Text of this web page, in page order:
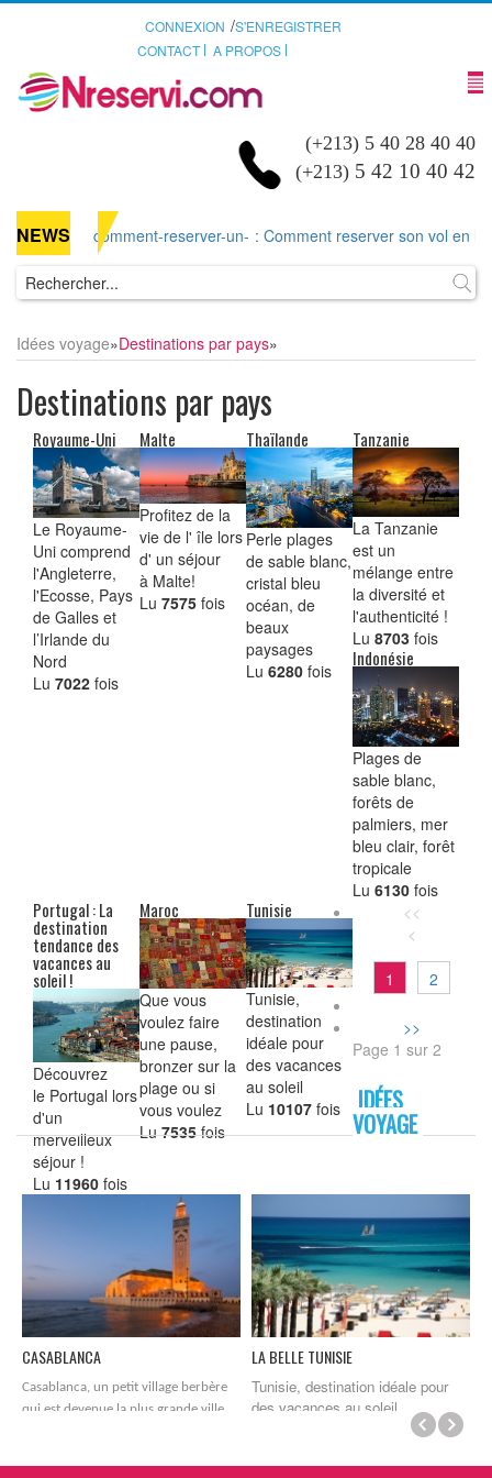
CONNEXION /S'ENREGISTRER
CONTACT
A PROPOS
(+213) 5 40 28 40 40
(+213) 5 42 10 40 42
NEWS comment-reserver-un- : Comment reserver son vol en
Idées voyage»Destinations par pays»
Destinations par pays
Royaume-Uni
Le Royaume-
Uni comprend
l'Angleterre,
l'Ecosse, Pays
de Galles et
l’Irlande du
Nord
Lu 7022 fois
Malte
Profitez de la
vie de l' île lors
d' un séjour
à Malte!
Lu 7575 fois
Thaïlande
Perle plages
de sable blanc,
cristal bleu
océan, de
beaux
paysages
Lu 6280 fois
Tanzanie
La Tanzanie
est un
mélange entre
la diversité et
l'authenticité !
Lu 8703 fois
Indonésie
Plages de
sable blanc,
forêts de
palmiers, mer
bleu clair, forêt
tropicale
Lu 6130 fois
Portugal : La
destination
tendance des
vacances au
soleil !
Découvrez
le Portugal lors
d'un
merveilleux
séjour !
Lu 11960 fois
Maroc
Que vous
voulez faire
une pause,
bronzer sur la
plage ou si
vous voulez
Lu7535fois
Tunisie
Tunisie,
destination
idéale pour
des vacances
au soleil
Lu 10107 fois
1 2
Page 1 sur 2
IDÉES
VOYAGE
CASABLANCA
Casablanca, un petit village berbère
qui est devenue la plus grande ville
LA BELLE TUNISIE
Tunisie, destination idéale pour
des vacances au soleil